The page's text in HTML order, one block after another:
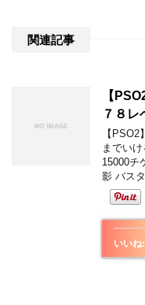
関連記事
【
７８
【
までい
15000チ
影 バス
いいね: